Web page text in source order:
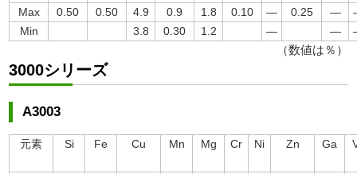
Max 0.50 0.50 4.9 0.9 1.8 0.10 ― 0.25 ―
Min
3.8 0.30 1.2 ― ―
（数値は％）
3000シリーズ
A3003
元素 Si Fe Cu Mn Mg Cr Ni Zn Ga